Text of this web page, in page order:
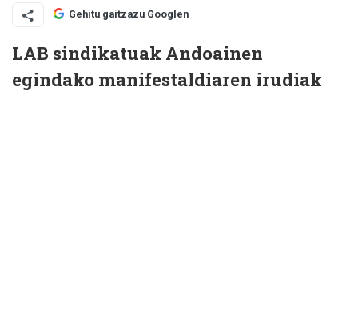
Gehitu gaitzazu Googlen
LAB sindikatuak Andoainen
egindako manifestaldiaren irudiak